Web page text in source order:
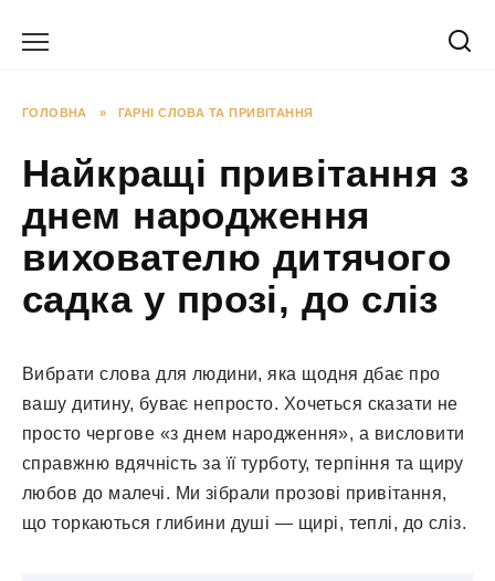
ГОЛОВНА » ГАРНІ СЛОВА ТА ПРИВІТАННЯ
Найкращі привітання з
днем народження
вихователю дитячого
садка у прозі, до сліз
Вибрати слова для людини, яка щодня дбає про
вашу дитину, буває непросто. Хочеться сказати не
просто чергове «з днем народження», а висловити
справжню вдячність за її турботу, терпіння та щиру
любов до малечі. Ми зібрали прозові привітання,
що торкаються глибини душі — щирі, теплі, до сліз.